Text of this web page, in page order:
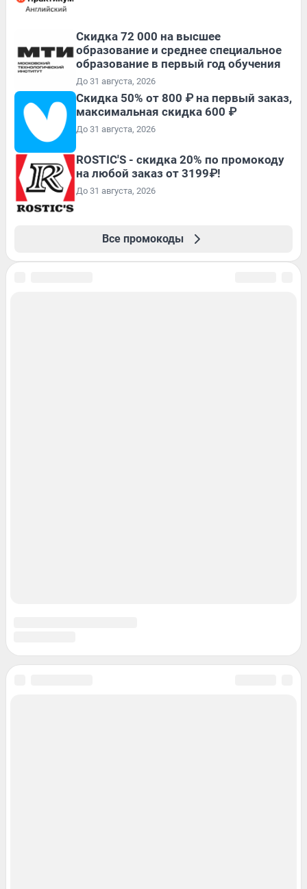
Скидка 72 000 на высшее
образование и среднее специальное
образование в первый год обучения
До 31 августа, 2026
Скидка 50% от 800 ₽ на первый заказ,
максимальная скидка 600 ₽
До 31 августа, 2026
ROSTIC'S - скидка 20% по промокоду
на любой заказ от 3199₽!
До 31 августа, 2026
Все промокоды